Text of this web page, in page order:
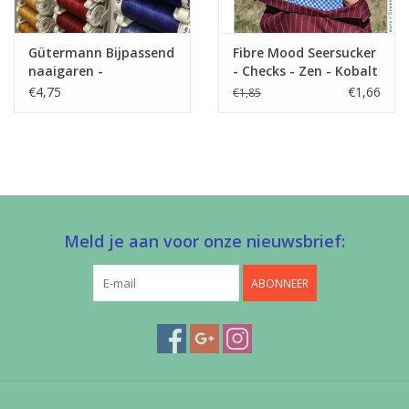
Label
Oeko-Tex 100 klasse 1
Stretch
nee
Gütermann Bijpassend
naaigaren -
Allesnaaigaren 200m
€4,75
Fibre Mood Seersucker
- Checks - Zen - Kobalt
€1,85 €1,66
Meld je aan voor onze nieuwsbrief:
ABONNEER